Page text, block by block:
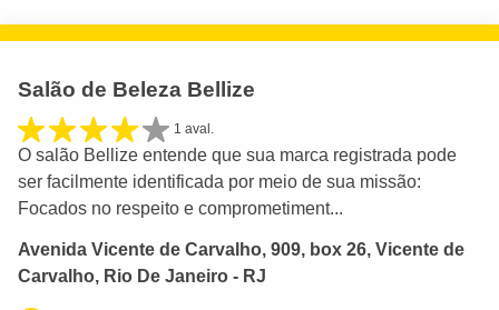
Salão de Beleza Bellize
1 aval.
O salão Bellize entende que sua marca registrada pode
ser facilmente identificada por meio de sua missão:
Focados no respeito e comprometiment...
Avenida Vicente de Carvalho, 909, box 26, Vicente de
Carvalho, Rio De Janeiro - RJ